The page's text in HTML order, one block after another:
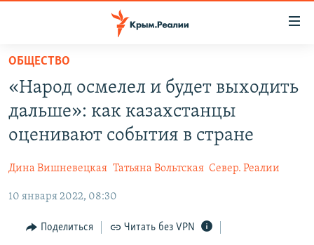
Вернуться
основному
содержанию
главной
Вернутся
поиску
СПЕЦПРОЕКТЫ
11 ЛЕТ ОККУПАЦИИ КРЫМА. 11 ИСТОРИЙ СОПРОТИВЛЕНИЯ
ЕЩЕ
ИНТЕРАКТИВ
ИНФОГРАФИКА
РАДІО СВОБОДА
КАК ОБОЙТИ БЛОКИРОВКУ
ОБЩЕСТВО
«Народ осмелел и будет выходить
дальше»: как казахстанцы
оценивают события в стране
Дина Вишневецкая Татьяна Вольтская Север. Реалии
10 января 2022, 08:30
Поделиться Читать без VPN